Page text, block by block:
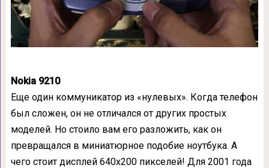
Nokia 9210
Еще один коммуникатор из «нулевых». Когда телефон
был сложен, он не отличался от других простых
моделей. Но стоило вам его разложить, как он
превращался в миниатюрное подобие ноутбука. А
чего стоит дисплей 640х200 пикселей! Для 2001 года